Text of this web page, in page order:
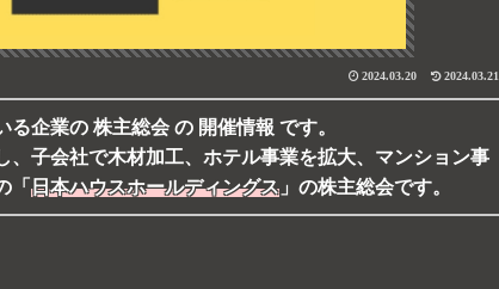
2024.03.20 2024.03.21
る企業の株主総会 の 開催情報 です。
、子会社で木材加工、ホテル事業を拡大、マンション事
「日本ハウスホールディングス 」の株主総会です。